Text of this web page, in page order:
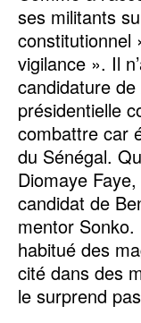
ses militants
vigilance ». Il
candidature
présidentielle
combattre car
du Sénégal.
Diomaye
candidat de
mentor
habitué des
cité dans des
le surprend